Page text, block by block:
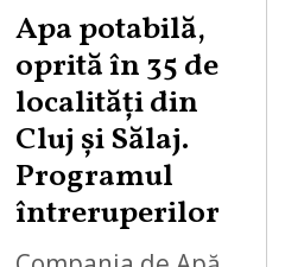
Apa potabilă,
oprită în 35 de
localități din
Cluj și Sălaj.
Programul
întreruperilor